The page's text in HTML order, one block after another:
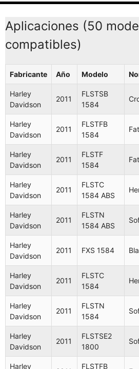
Aplicaciones (50
compatibles)
Fabricante Año Modelo
Harley
Davidson
2011
FLSTSB
1584
Harley
Davidson
2011
FLSTFB
1584
Harley
Davidson
2011
FLSTF
1584
Harley
Davidson
2011
FLSTC
1584 ABS
Harley
Davidson
2011
FLSTN
1584 ABS
Harley
Davidson
2011 FXS 1584
Harley
Davidson
2011
FLSTC
1584
Harley
Davidson
2011
FLSTN
1584
Harley
Davidson
2011
FLSTSE2
1800
Harley
FLSTFB